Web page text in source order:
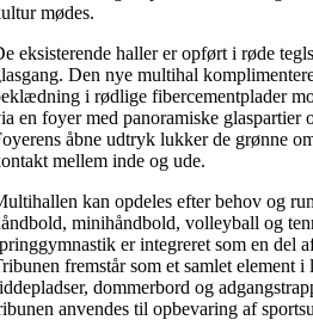
mødes.
eksisterende haller er opført i røde
Den nye multihal
i rødlige fibercementplader
en foyer med panoramiske glaspartier
åbne udtryk lukker de grønne
mellem inde og ude.
kan opdeles efter behov og
minihåndbold, volleyball og
er integreret som en del
fremstår som et samlet element i
dommerbord og
anvendes til opbevaring af